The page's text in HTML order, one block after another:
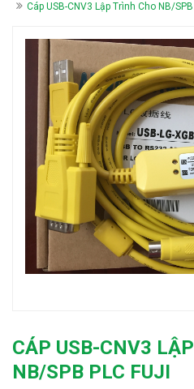
Cáp USB-CNV3 Lập Trình Cho NB/SPB
CÁP USB-CNV3
NB/SPB PLC FUJI